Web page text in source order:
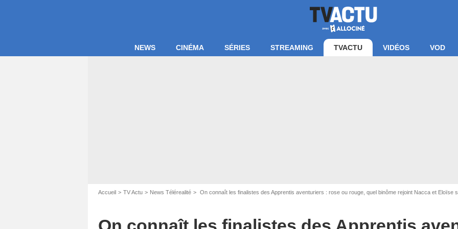
NEWS CINÉMA SÉRIES STREAMING TVACTU VIDÉOS VOD
Accueil TV Actu News Télérealité On connaît les finalistes des Apprentis aventuriers : rose ou rouge, quel binôme rejoint Nacca et Eloïse